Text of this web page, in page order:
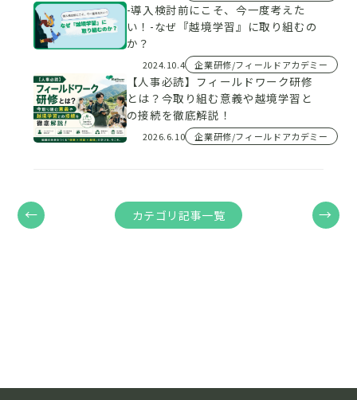
-導入検討前にこそ、今一度考えた
い！-なぜ『越境学習』に取り組むの
か？
2024.10.4 企業研修/フィールドアカデミー
【人事必読】フィールドワーク研修
とは？今取り組む意義や越境学習と
の接続を徹底解説！
2026.6.10 企業研修/フィールドアカデミー
← カテゴリ記事一覧 →